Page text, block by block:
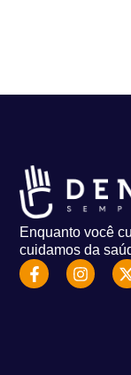
Enquanto você
cuidamos da